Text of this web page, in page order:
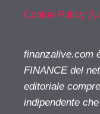
Cookie Policy
finanzalive.com
FINANCE del
editoriale
indipendente